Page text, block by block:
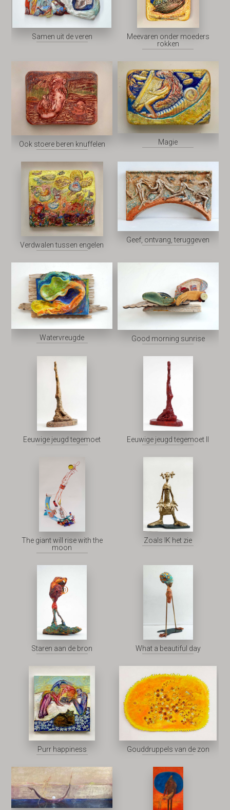
Samen uit de veren
Meevaren onder moeders
rokken
Ook stoere beren knuffelen Magie
Verdwalen tussen engelen
Geef, ontvang, teruggeven
Watervreugde Good morning sunrise
Eeuwige jeugd tegemoet Eeuwige jeugd tegemoet II
The giant will rise with the
moon
Zoals IK het zie
Staren aan de bron What a beautiful day
Purr happiness Gouddruppels van de zon